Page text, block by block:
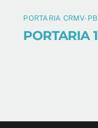
PORTARIA CRMV-
PORTARIA